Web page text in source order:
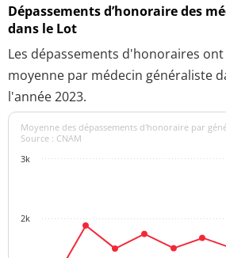
Dépassements d’honoraire des
dans le Lot
Les dépassements d'honoraires
moyenne par médecin généraliste
l'année 2023.
Moyenne des dépassements d'honoraire par
Source : CNAM
2k
3k